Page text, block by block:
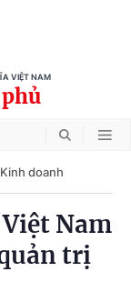
VIỆT NAM
Kinh doanh
Nam
trị